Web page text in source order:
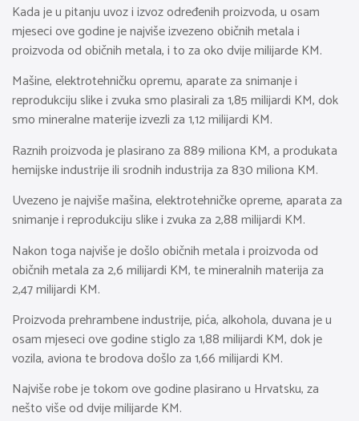
Kada je u pitanju uvoz i izvoz određenih proizvoda, u osam
mjeseci ove godine je najviše izvezeno običnih metala i
proizvoda od običnih metala, i to za oko dvije milijarde KM.
Mašine, elektrotehničku opremu, aparate za snimanje i
reprodukciju slike i zvuka smo plasirali za 1,85 milijardi KM, dok
smo mineralne materije izvezli za 1,12 milijardi KM.
Raznih proizvoda je plasirano za 889 miliona KM, a produkata
hemijske industrije ili srodnih industrija za 830 miliona KM.
Uvezeno je najviše mašina, elektrotehničke opreme, aparata za
snimanje i reprodukciju slike i zvuka za 2,88 milijardi KM.
Nakon toga najviše je došlo običnih metala i proizvoda od
običnih metala za 2,6 milijardi KM, te mineralnih materija za
2,47 milijardi KM.
Proizvoda prehrambene industrije, pića, alkohola, duvana je u
osam mjeseci ove godine stiglo za 1,88 milijardi KM, dok je
vozila, aviona te brodova došlo za 1,66 milijardi KM.
Najviše robe je tokom ove godine plasirano u Hrvatsku, za
nešto više od dvije milijarde KM.